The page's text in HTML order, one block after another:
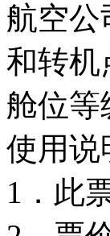
航空公
和转机
舱位等
使用说
1．此